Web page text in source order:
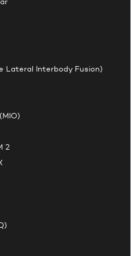
Lateral Interbody Fusion)
2